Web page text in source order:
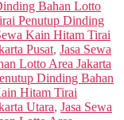
Bahan Lotto
Penutup Dinding
Kain Hitam Tirai
Pusat, Jasa Sewa
Lotto Area Jakarta
Dinding Bahan
Hitam Tirai
Utara, Jasa Sewa